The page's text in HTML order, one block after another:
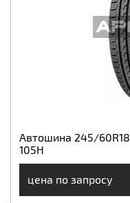
Автошина 245/60R18
105H
цена по запросу